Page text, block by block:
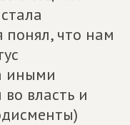
понял, что нам
иными
власть и